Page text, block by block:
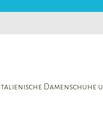
Italienische Damenschuhe